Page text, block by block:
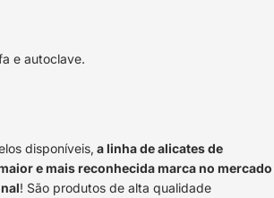
e autoclave.
disponíveis, a linha de alicates de
e mais reconhecida marca no mercado
! São produtos de alta qualidade